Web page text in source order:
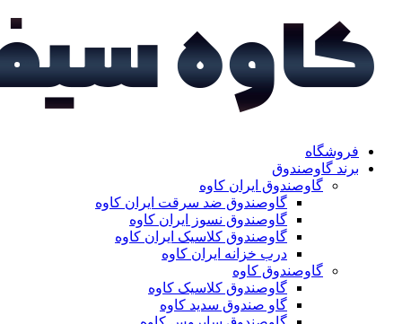
فروشگاه
برند گاوصندوق
گاوصندوق ایران کاوه
گاوصندوق ضد سرقت ایران کاوه
گاوصندوق نسوز ایران کاوه
گاوصندوق کلاسیک ایران کاوه
درب خزانه ایران کاوه
گاوصندوق کاوه
گاوصندوق کلاسیک کاوه
گاو صندوق سدید کاوه